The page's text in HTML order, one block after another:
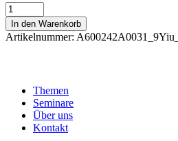
Grundlagen
der
Gefährdungsbeurteilung
|
In den Warenkorb
Artikelnummer:
Themen
Seminare
Über uns
Kontakt